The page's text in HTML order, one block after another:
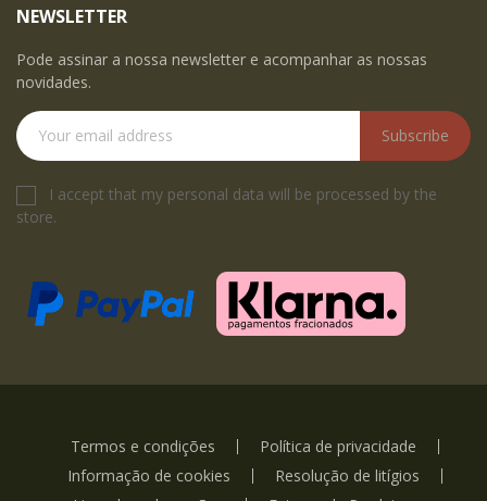
NEWSLETTER
Pode assinar a nossa newsletter e acompanhar as nossas
novidades.
Subscribe
I accept that my personal data will be processed by the
store.
Termos e condições
Política de privacidade
Informação de cookies
Resolução de litígios